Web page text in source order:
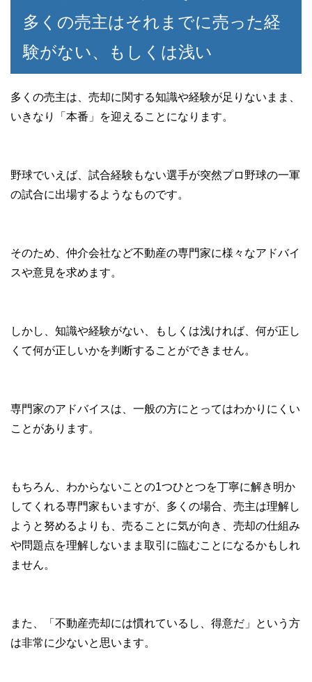
多くの売主はそれまでに売った経
験がない、もしくは浅い
多くの売主は、売却に関する知識や経験が足りないまま、
いきなり「本番」を迎えることになります。
野球でいえば、試合経験もない選手が突然プロ野球の一軍
の試合に出場するようなものです。
そのため、仲介会社など不動産の専門家に様々なアドバイ
スや意見を求めます。
しかし、知識や経験がない、もしくは浅ければ、何が正し
くて何が正しいかを判断することができません。
専門家のアドバイスは、一般の方にとってはわかりにくい
ことがあります。
もちろん、わからないことの1つひとつを丁寧に解き明か
してくれる専門家もいますが、多くの場合、売主は理解し
ようと努めるよりも、売ることに気が向き、売却の仕組み
や問題点を理解しないまま取引に臨むことになるかもしれ
ません。
また、「不動産売却には慣れているし、得意だ」という方
は非常に少ないと思います。